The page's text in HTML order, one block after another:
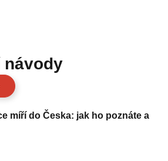
návody
míří do Česka: jak ho poznáte a